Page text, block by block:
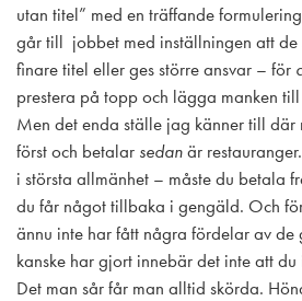
utan titel” med en träffande
går till jobbet med inställningen att de
finare titel eller ges större ansvar – för
prestera på topp och lägga manken
Men det enda ställe jag känner till
först och betalar sedanär
i största allmänhet – måste du betala
du får något tillbaka i gengäld. Och
ännu inte har fått några fördelar av
kanske har gjort innebär det inte att
Det man sår får man alltid skörda.